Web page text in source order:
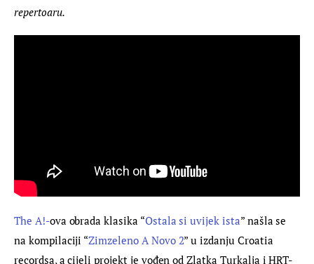
repertoaru.
The A!-ova obrada klasika “Ostala si uvijek ista” našla se
na kompilaciji “Zimzeleno A Novo 2” u izdanju Croatia
recordsa, a cijeli projekt je vođen od Zlatka Turkalja i HRT-